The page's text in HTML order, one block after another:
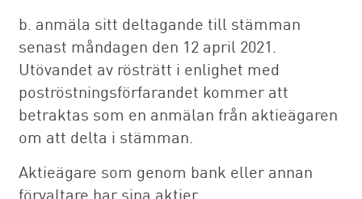
b. anmäla sitt deltagande till stämman
senast måndagen den 12 april 2021.
Utövandet av rösträtt i enlighet med
poströstningsförfarandet kommer att
betraktas som en anmälan från aktieägaren
om att delta i stämman.
Aktieägare som genom bank eller annan
förvaltare har sina aktier